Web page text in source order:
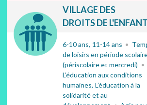
VILLAGE DES
DROITS DE L'ENFANT
6-10 ans 11-14 ans
de loisirs en période
(périscolaire et mercredi)
L’éducation aux conditions
humaines L’éducation à la
solidarité et au